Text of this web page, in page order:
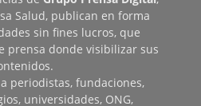
Salud, publican en forma
sin fines lucros, que
prensa donde visibilizar sus
periodistas, fundaciones,
universidades, ONG,